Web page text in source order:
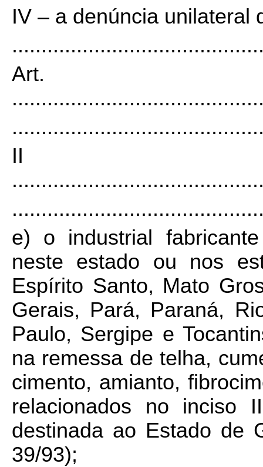
IV – a denúncia unilateral
II
e) o industrial
neste estado ou nos
Espírito Santo, Mato
Gerais, Pará, Paraná,
Paulo, Sergipe e
na remessa de telha,
cimento, amianto,
relacionados no inciso
destinada ao Estado de
39/93);